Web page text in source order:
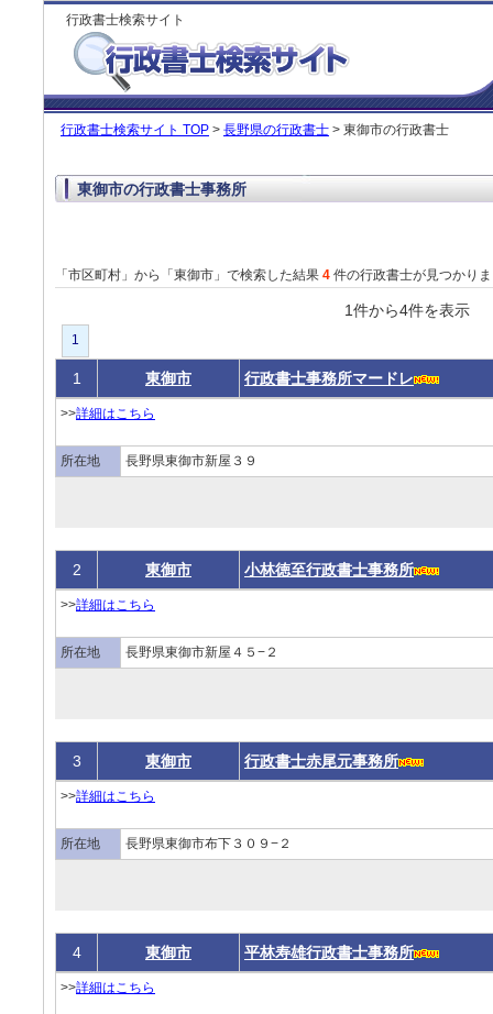
行政書士検索サイト
行政書士検索サイト TOP > 長野県の行政書士 > 東御市の行政書士
東御市の行政書士事務所
「市区町村」から「東御市」で検索した結果 4 件の行政書士が見つかり
1件から4件を表
1
1 東御市 行政書士事務所マードレ
>>詳細はこちら
所在地 長野県東御市新屋３９
2 東御市 小林徳至行政書士事務所
>>詳細はこちら
所在地 長野県東御市新屋４５−２
3 東御市 行政書士赤尾元事務所
>>詳細はこちら
所在地 長野県東御市布下３０９−２
4 東御市 平林寿雄行政書士事務所
>>詳細はこちら